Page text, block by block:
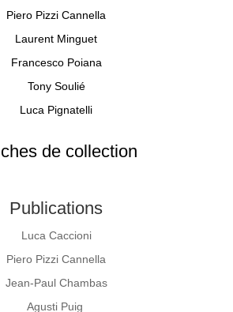
Piero Pizzi Cannella
Laurent Minguet
Francesco Poiana
Tony Soulié
Luca Pignatelli
de collection
Publications
Luca Caccioni
Piero Pizzi Cannella
Jean-Paul Chambas
Agusti Puig